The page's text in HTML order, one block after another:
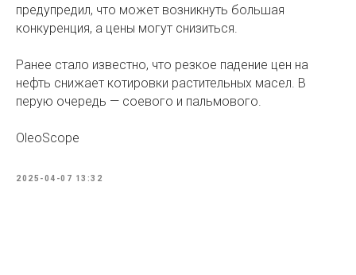
предупредил, что может возникнуть большая
конкуренция, а цены могут снизиться.
Ранее стало известно, что резкое падение цен на
нефть снижает котировки растительных масел. В
перую очередь — соевого и пальмового.
OleoScope
2025-04-07 13:32